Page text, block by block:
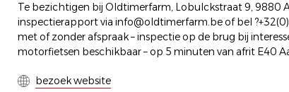
Te bezichtigen bij Oldtimerfarm, Lobulckstraat 9, 9880
inspectierapport via info@oldtimerfarm.be of bel
met of zonder afspraak – inspectie op de brug bij
motorfietsen beschikbaar – op 5 minuten van afrit E40
bezoek website